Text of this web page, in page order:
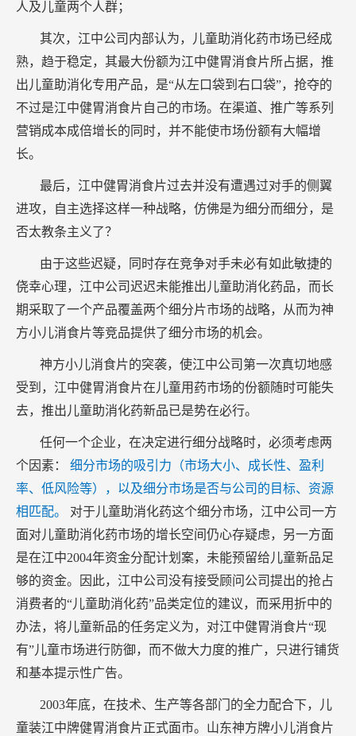
人及儿童两个人群；
其次，江中公司内部认为，儿童助消化药市场已经成
熟，趋于稳定，其最大份额为江中健胃消食片所占据，推
出儿童助消化专用产品，是“从左口袋到右口袋”，抢夺的
不过是江中健胃消食片自己的市场。在渠道、推广等系列
营销成本成倍增长的同时，并不能使市场份额有大幅增
长。
最后，江中健胃消食片过去并没有遭遇过对手的侧翼
进攻，自主选择这样一种战略，仿佛是为细分而细分，是
否太教条主义了？
由于这些迟疑，同时存在竞争对手未必有如此敏捷的
侥幸心理，江中公司迟迟未能推出儿童助消化药品，而长
期采取了一个产品覆盖两个细分片市场的战略，从而为神
方小儿消食片等竞品提供了细分市场的机会。
神方小儿消食片的突袭，使江中公司第一次真切地感
受到，江中健胃消食片在儿童用药市场的份额随时可能失
去，推出儿童助消化药新品已是势在必行。
任何一个企业，在决定进行细分战略时，必须考虑两
个因素： 细分市场的吸引力（市场大小、成长性、盈利
率、低风险等），以及细分市场是否与公司的目标、资源
相匹配。 对于儿童助消化药这个细分市场，江中公司一方
面对儿童助消化药市场的增长空间仍心存疑虑，另一方面
是在江中2004年资金分配计划案，未能预留给儿童新品足
够的资金。因此，江中公司没有接受顾问公司提出的抢占
消费者的“儿童助消化药”品类定位的建议，而采用折中的
办法，将儿童新品的任务定义为，对江中健胃消食片“现
有”儿童市场进行防御，而不做大力度的推广，只进行铺货
和基本提示性广告。
2003年底，在技术、生产等各部门的全力配合下，儿
童装江中牌健胃消食片正式面市。山东神方牌小儿消食片